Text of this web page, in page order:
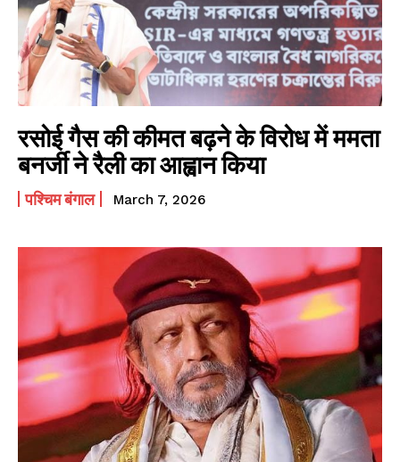
रसोई गैस की कीमत बढ़ने के विरोध में ममता
बनर्जी ने रैली का आह्वान किया
पश्चिम बंगाल March 7, 2026